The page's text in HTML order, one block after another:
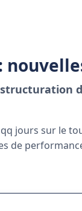
jours sur le
de